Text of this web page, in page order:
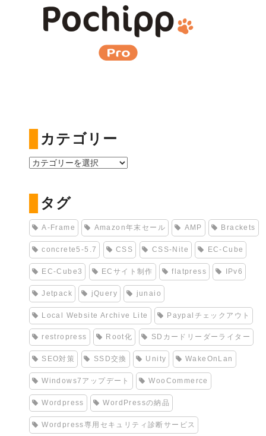
2012年
カテゴリー
カ
テ
ゴ
リ
ー
タグ
A-Frame Amazon年末セール AMP Brackets
concrete5-5.7 CSS CSS-Nite EC-Cube
EC-Cube3 ECサイト制作 flatpress
Jetpack jQuery junaio
Local Website Archive Lite Paypalチェックアウト